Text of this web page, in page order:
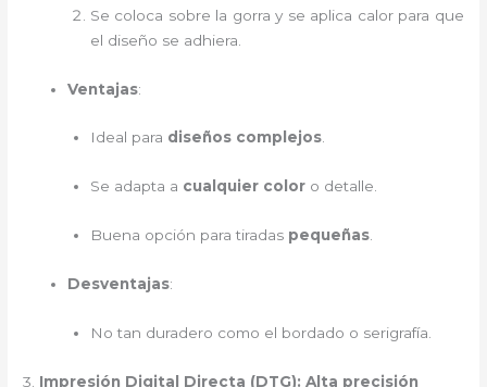
Se coloca sobre la gorra y se aplica calor para que
el diseño se adhiera.
Ventajas:
Ideal para diseños complejos.
Se adapta a cualquier coloro detalle.
Buena opción para tiradas pequeñas.
Desventajas:
No tan duradero como el bordado o serigrafía.
3. Impresión Digital Directa (DTG): Alta precisión